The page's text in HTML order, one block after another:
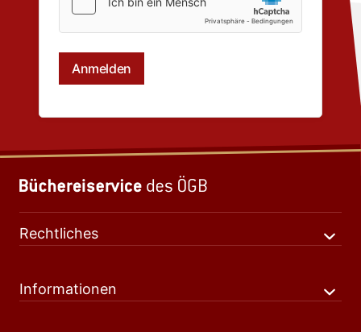
Rechtliches
Informationen